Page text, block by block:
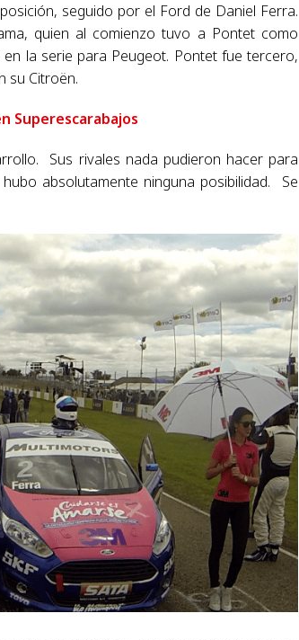
seguido por el Ford de Daniel Ferra.
quien al comienzo tuvo a Pontet como
la serie para Peugeot. Pontet fue tercero,
su Citroën.
Superescarabajos
Sus rivales nada pudieron hacer para
absolutamente ninguna posibilidad. Se